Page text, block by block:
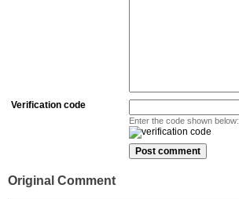
Verification code
Enter the code shown below:
Original Comment